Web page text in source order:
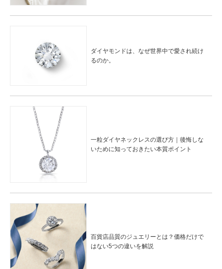
ダイヤモンドは、なぜ世界中で愛され続け
るのか。
一粒ダイヤネックレスの選び方｜後悔しな
いために知っておきたい本質ポイント
百貨店品質のジュエリーとは？価格だけで
はない5つの違いを解説